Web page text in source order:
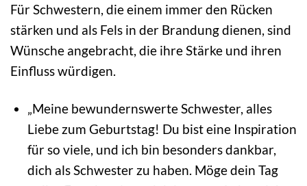
Für Schwestern, die einem immer den Rücken
stärken und als Fels in der Brandung dienen, sind
Wünsche angebracht, die ihre Stärke und ihren
Einfluss würdigen.
„Meine bewundernswerte Schwester, alles
Liebe zum Geburtstag! Du bist eine Inspiration
für so viele, und ich bin besonders dankbar,
dich als Schwester zu haben. Möge dein Tag